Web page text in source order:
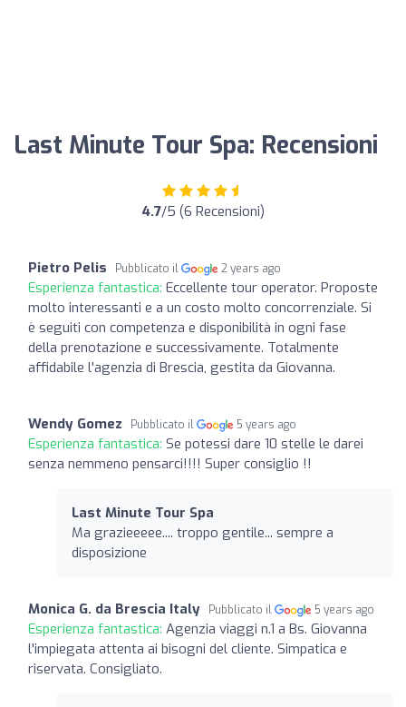
Last Minute Tour Spa: Recensioni
4.7/5 (6 Recensioni)
Pietro Pelis Pubblicato il 2 years ago
Esperienza fantastica: Eccellente tour operator. Proposte
molto interessanti e a un costo molto concorrenziale. Si
è seguiti con competenza e disponibilità in ogni fase
della prenotazione e successivamente. Totalmente
affidabile l'agenzia di Brescia, gestita da Giovanna.
Wendy Gomez Pubblicato il 5 years ago
Esperienza fantastica: Se potessi dare 10 stelle le darei
senza nemmeno pensarci!!!! Super consiglio !!
Last Minute Tour Spa
Ma grazieeeee.... troppo gentile... sempre a
disposizione
Monica G. da Brescia Italy Pubblicato il 5 years ago
Esperienza fantastica: Agenzia viaggi n.1 a Bs. Giovanna
l'impiegata attenta ai bisogni del cliente. Simpatica e
riservata. Consigliato.